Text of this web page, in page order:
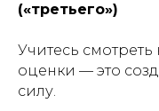
(«третьего»)
Учитесь
оценки — это
силу.